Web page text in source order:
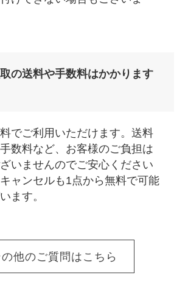
の送料や手数料はかかります
でご利用いただけます。送料
数料など、お客様のご負担は
いませんのでご安心ください
ャンセルも1点から無料で可能
ます。
の他のご質問はこちら